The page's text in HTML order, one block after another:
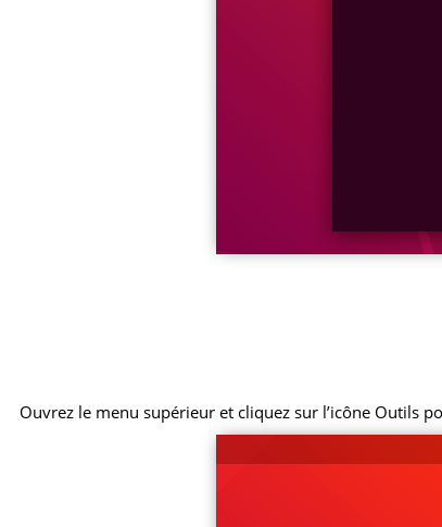
Ouvrez le menu supérieur et cliquez sur l’icône Outils